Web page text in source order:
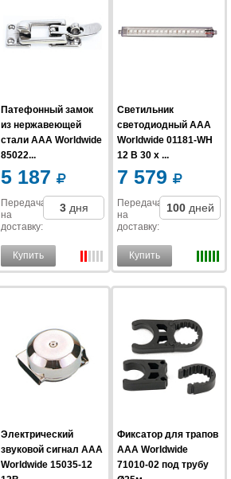
Патефонный замок
из нержавеющей
стали AAA Worldwide
85022...
5 187
Передача
на
доставку:
3 дня
Купить
Светильник
светодиодный AAA
Worldwide 01181-WH
12 В 30 x ...
7 579
Передача
на
доставку:
100 дней
Купить
Электрический
звуковой сигнал AAA
Worldwide 15035-12
Фиксатор для трапов
AAA Worldwide
71010-02 под трубу